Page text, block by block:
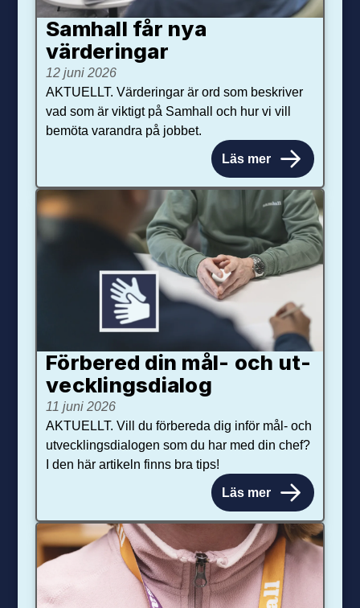
Samhall får nya
värdering­ar
12 juni 2026
AKTUELLT. Värderingar är ord som beskriver
vad som är viktigt på Samhall och hur vi vill
bemöta varandra på jobbet.
Läs mer
Förbered din mål- och ut­
veck­lings­dialog
11 juni 2026
AKTUELLT. Vill du förbereda dig inför mål- och
utvecklingsdialogen som du har med din chef?
I den här artikeln finns bra tips!
Läs mer